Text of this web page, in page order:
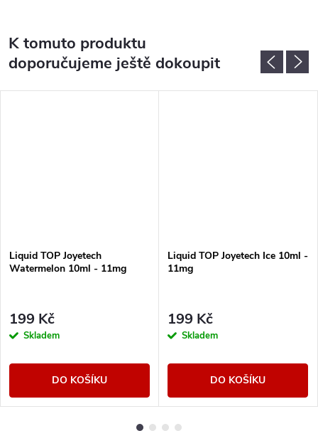
K tomuto produktu
doporučujeme ještě dokoupit
Liquid TOP Joyetech
Watermelon 10ml - 11mg
199 Kč
Skladem
DO KOŠÍKU
Liquid TOP Joyetech Ice 10ml -
11mg
199 Kč
Skladem
DO KOŠÍKU